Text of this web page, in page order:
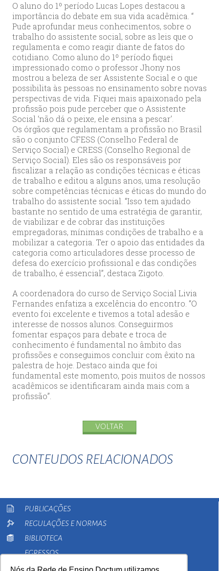
O aluno do 1º período Lucas Lopes destacou a
importância do debate em sua vida acadêmica. “
Pude aprofundar meus conhecimentos, sobre o
trabalho do assistente social, sobre as leis que o
regulamenta e como reagir diante de fatos do
cotidiano. Como aluno do 1º período fiquei
impressionado como o professor Jhony nos
mostrou a beleza de ser Assistente Social e o que
possibilita às pessoas no ensinamento sobre novas
perspectivas de vida. Fiquei mais apaixonado pela
profissão pois pude perceber que o Assistente
Social ‘não dá o peixe, ele ensina a pescar’.
Os órgãos que regulamentam a profissão no Brasil
são o conjunto CFESS (Conselho Federal de
Serviço Social) e CRESS (Conselho Regional de
Serviço Social). Eles são os responsáveis por
fiscalizar a relação as condições técnicas e éticas
de trabalho e editou a alguns anos, uma resolução
sobre competências técnicas e éticas do mundo do
trabalho do assistente social. “Isso tem ajudado
bastante no sentido de uma estratégia de garantir,
de viabilizar e de cobrar das instituições
empregadoras, mínimas condições de trabalho e a
mobilizar a categoria. Ter o apoio das entidades da
categoria como articuladores desse processo de
defesa do exercício profissional e das condições
de trabalho, é essencial”, destaca Zigoto.
A coordenadora do curso de Serviço Social Livia
Fernandes enfatiza a excelência do encontro. “O
evento foi excelente e tivemos a total adesão e
interesse de nossos alunos. Conseguirmos
fomentar espaços para debate e troca de
conhecimento é fundamental no âmbito das
profissões e conseguimos concluir com êxito na
palestra de hoje. Destaco ainda que foi
fundamental este momento, pois muitos de nossos
acadêmicos se identificaram ainda mais com a
profissão”.
VOLTAR
CONTEUDOS RELACIONADOS
PUBLICAÇÕES
REGULAÇÕES E NORMAS
BIBLIOTECA
EGRESSOS
PESQUISA